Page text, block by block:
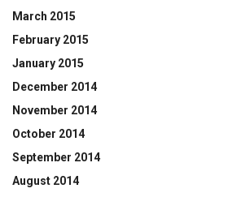
March 2015
February 2015
January 2015
December 2014
November 2014
October 2014
September 2014
August 2014